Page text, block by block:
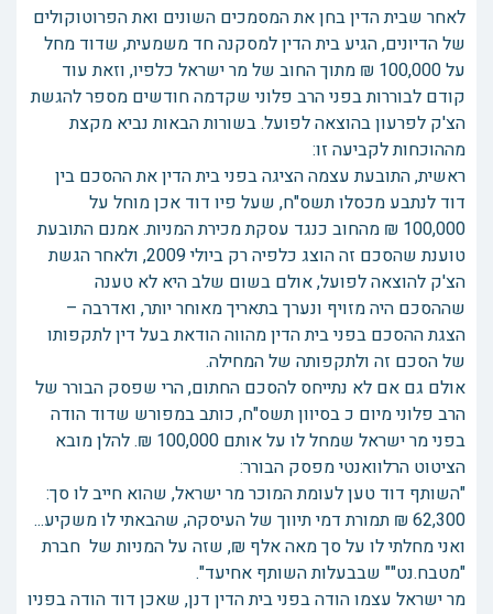
לאחר שבית הדין בחן את המסמכים השונים ואת הפרוטוקולים
של הדיונים, הגיע בית הדין למסקנה חד משמעית, שדוד מחל
על 100,000 ₪ מתוך החוב של מר ישראל כלפיו, וזאת עוד
קודם לבוררות בפני הרב פלוני שקדמה חודשים מספר להגשת
הצ'ק לפרעון בהוצאה לפועל. בשורות הבאות נביא מקצת
מההוכחות לקביעה זו:
ראשית, התובעת עצמה הציגה בפני בית הדין את ההסכם בין
דוד לנתבע מכסלו תשס"ח, שעל פיו דוד אכן מוחל על
100,000 ₪ מהחוב כנגד עסקת מכירת המניות. אמנם התובעת
טוענת שהסכם זה הוצג כלפיה רק ביולי 2009, ולאחר הגשת
הצ'ק להוצאה לפועל, אולם בשום שלב היא לא טענה
שההסכם היה מזויף ונערך בתאריך מאוחר יותר, ואדרבה –
הצגת ההסכם בפני בית הדין מהווה הודאת בעל דין לתקפותו
של הסכם זה ולתקפותה של המחילה.
אולם גם אם לא נתייחס להסכם החתום, הרי שפסק הבורר של
הרב פלוני מיום כ בסיוון תשס"ח, כותב במפורש שדוד הודה
בפני מר ישראל שמחל לו על אותם 100,000 ₪. להלן מובא
הציטוט הרלוואנטי מפסק הבורר:
"השותף דוד טען לעומת המוכר מר ישראל, שהוא חייב לו סך:
62,300 ₪ תמורת דמי תיווך של העיסקה, שהבאתי לו משקיע...
ואני מחלתי לו על סך מאה אלף ₪, שזה על המניות של חברת
"מטבח.נט"" שבבעלות השותף אחיעד".
מר ישראל עצמו הודה בפני בית הדין דנן, שאכן דוד הודה בפניו